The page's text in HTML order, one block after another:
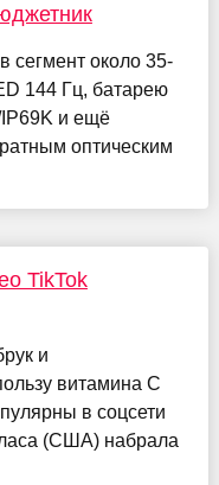
сегмент около 35-
144 Гц, батарею
и ещё
оптическим
TikTok
и
витамина С
в соцсети
(США) набрала